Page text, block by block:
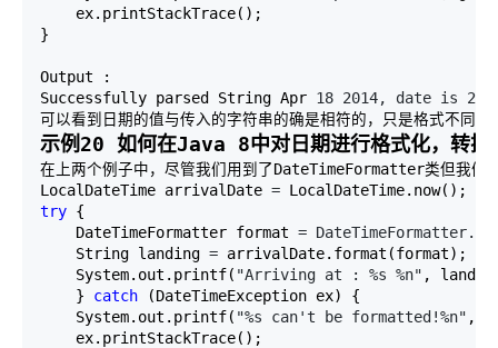
    ex.printStackTrace();
}
Output :
Successfully parsed String Apr 18 2014, date is
可以看到日期的值与传入的字符串的确是相符的，只是格式不同。
示例20 如何在Java 8中对日期进行格式化，转换
在上两个例子中，尽管我们用到了DateTimeFormatter类但我们
LocalDateTime arrivalDate =
try {
    DateTimeFormatter format
=
    String landing
= arrivalDate.format(format);
    System.out.printf(
"Arriving at : %s %n" ,
    }
catch (DateTimeException ex) {
    System.out.printf(
"%s can't be formatted!%n" ,
    ex.printStackTrace();